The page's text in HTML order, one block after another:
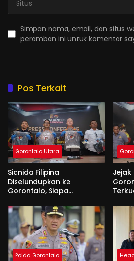
Simpan nama, email, dan situs
peramban ini untuk komentar
Pos Terkait
Gorontalo Utara
Sianida Filipina
Diselundupkan ke
Gorontalo, Siapa
Jejak
Polda Gorontalo